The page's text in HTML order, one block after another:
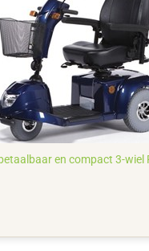
en compact 3-wiel